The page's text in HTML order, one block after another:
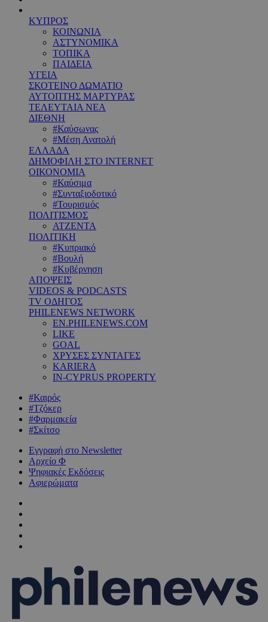
ΚΥΠΡΟΣ
ΚΟΙΝΩΝΙΑ
ΑΣΤΥΝΟΜΙΚΑ
ΤΟΠΙΚΑ
ΠΑΙΔΕΙΑ
ΥΓΕΙΑ
ΣΚΟΤΕΙΝΟ ΔΩΜΑΤΙΟ
ΑΥΤΟΠΤΗΣ ΜΑΡΤΥΡΑΣ
ΤΕΛΕΥΤΑΙΑ ΝΕΑ
ΔΙΕΘΝΗ
#Καύσωνας
#Μέση Ανατολή
ΕΛΛΑΔΑ
ΔΗΜΟΦΙΛΗ ΣΤΟ INTERNET
ΟΙΚΟΝΟΜΙΑ
#Καύσιμα
#Συνταξιοδοτικό
#Τουρισμός
ΠΟΛΙΤΙΣΜΟΣ
ΑΤΖΕΝΤΑ
ΠΟΛΙΤΙΚΗ
#Κυπριακό
#Βουλή
#Κυβέρνηση
ΑΠΟΨΕΙΣ
VIDEOS & PODCASTS
TV ΟΔΗΓΟΣ
PHILENEWS NETWORK
EN.PHILENEWS.COM
LIKE
GOAL
ΧΡΥΣΕΣ ΣΥΝΤΑΓΕΣ
KARIERA
IN-CYPRUS PROPERTY
#Καιρός
#Τζόκερ
#Φαρμακεία
#Σκίτσο
Εγγραφή στο Newsletter
Αρχείο Φ
Ψηφιακές Εκδόσεις
Αφιερώματα